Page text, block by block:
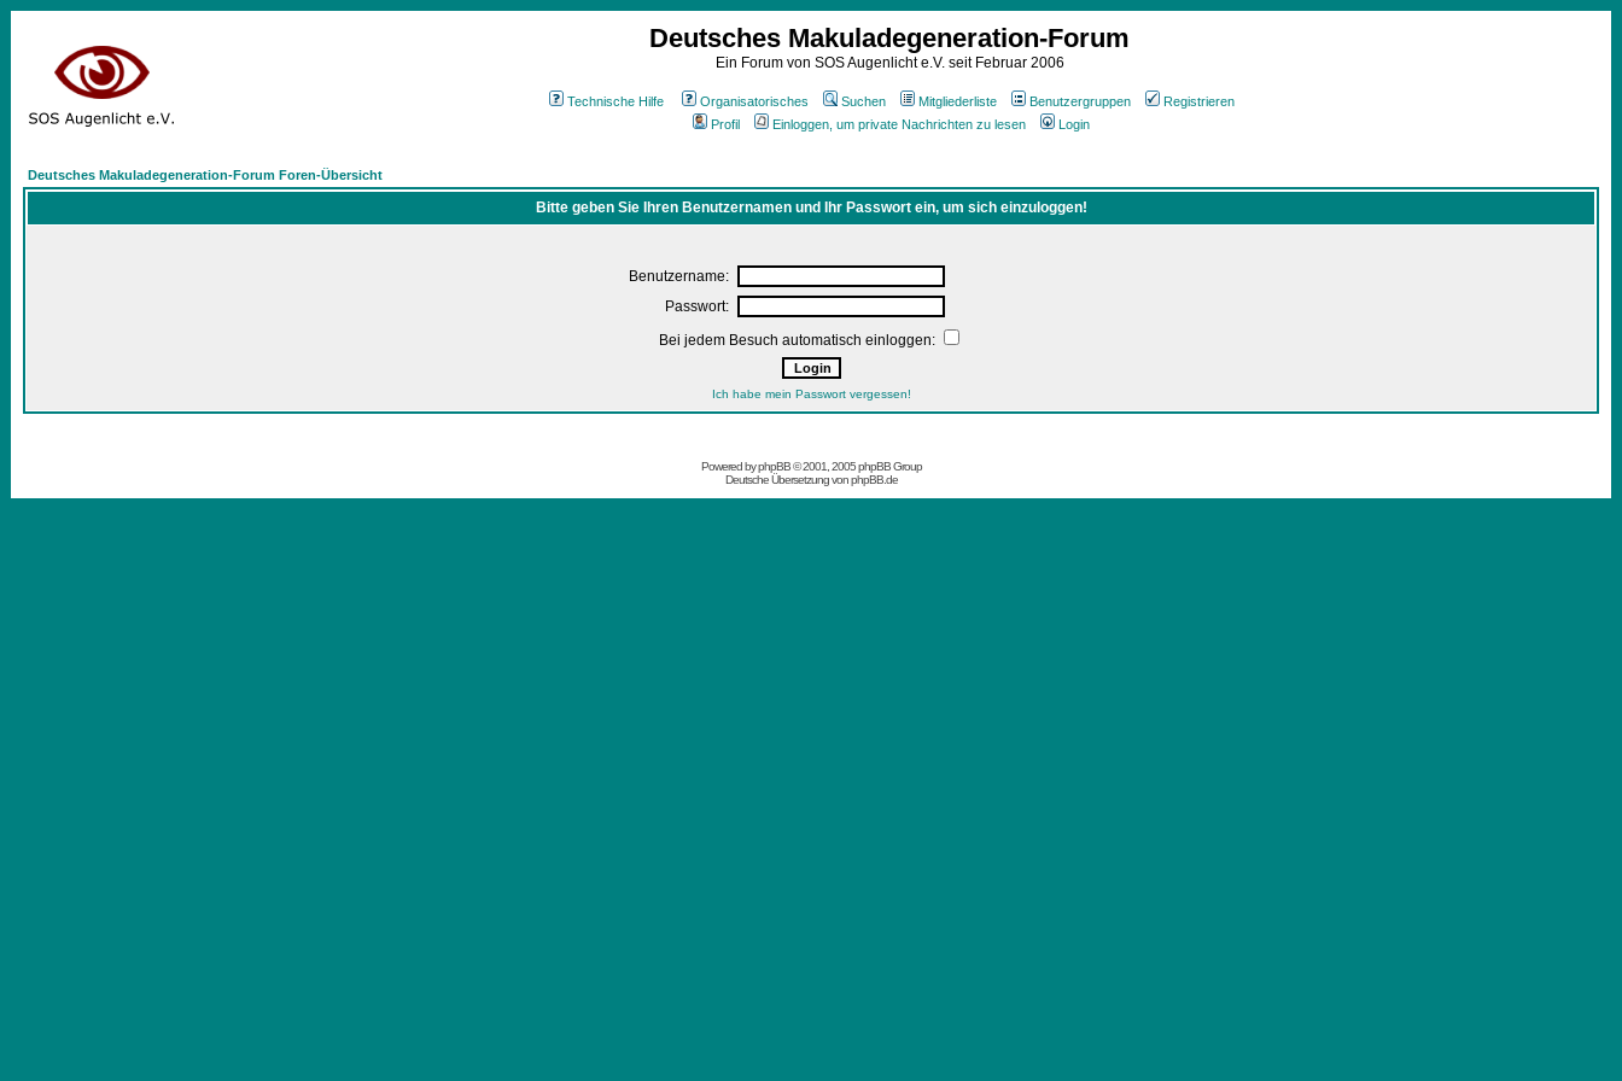
Deutsches Makuladegeneration-Forum
Ein Forum von SOS Augenlicht e.V. seit Februar 2006
Technische Hilfe Organisatorisches Suchen Mitgliederliste Benutzergruppen
Registrieren
Profil
Einloggen, um private Nachrichten zu lesen Login
Deutsches Makuladegeneration-Forum Foren-Übersicht
Bitte geben Sie Ihren Benutzernamen und Ihr Passwort ein, um sich einzuloggen!
Benutzername:
Passwort:
Bei jedem Besuch automatisch einloggen:
Ich habe mein Passwort vergessen!
Powered byphpBB© 2001, 2005 phpBB Group
Deutsche Übersetzung vonphpBB.de